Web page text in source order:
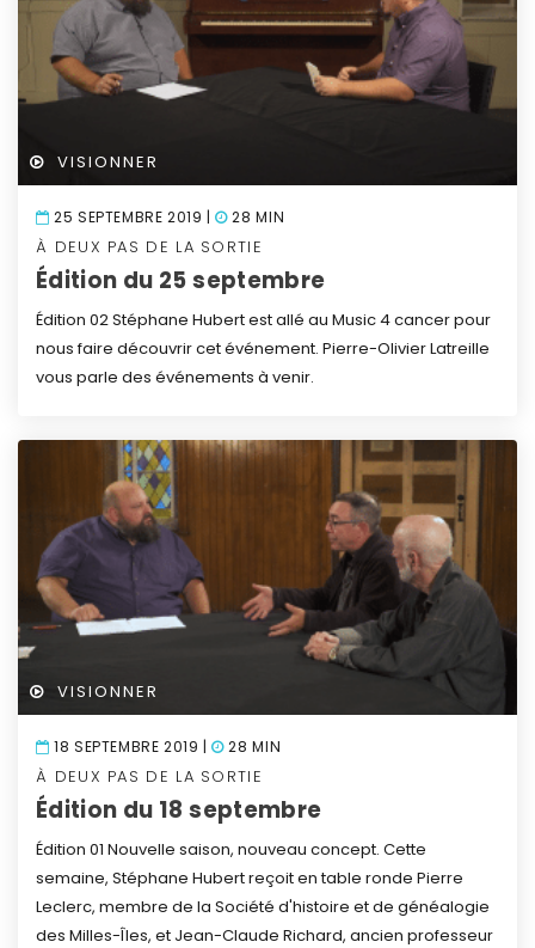
VISIONNER
25 SEPTEMBRE 2019 | 28 MIN
À DEUX PAS DE LA SORTIE
Édition du 25 septembre
Édition 02Stéphane Hubert est allé au Music 4 cancer pour
nous faire découvrir cet événement. Pierre-Olivier Latreille
vous parle des événements à venir.
VISIONNER
18 SEPTEMBRE 2019 | 28 MIN
À DEUX PAS DE LA SORTIE
Édition du 18 septembre
Édition 01 Nouvelle saison, nouveau concept. Cette
semaine, Stéphane Hubert reçoit en table ronde Pierre
Leclerc, membre de la Société d'histoire et de généalogie
des Milles-Îles, et Jean-Claude Richard, ancien professeur